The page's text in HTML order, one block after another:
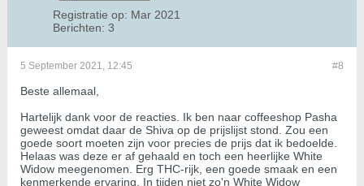
Registratie op: Mar 2021
Berichten: 3
#8
5 September 2021, 12:45
Beste allemaal,
Hartelijk dank voor de reacties. Ik ben naar coffeeshop Pasha
geweest omdat daar de Shiva op de prijslijst stond. Zou een
goede soort moeten zijn voor precies de prijs dat ik bedoelde.
Helaas was deze er af gehaald en toch een heerlijke White
Widow meegenomen. Erg THC-rijk, een goede smaak en een
kenmerkende ervaring. In tijden niet zo'n White Widow